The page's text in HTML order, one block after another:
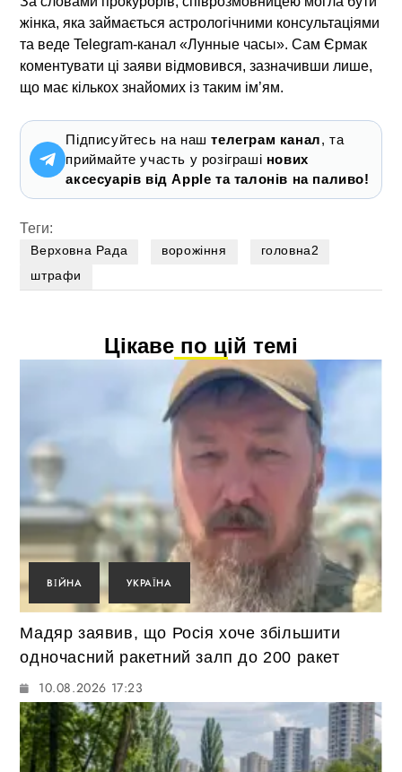
жінка, яка займається астрологічними консультаціями
та веде Telegram-канал «Лунные часы». Сам Єрмак
коментувати ці заяви відмовився, зазначивши лише,
що має кількох знайомих із таким ім’ям.
Підписуйтесь на наштелеграм канал, та
приймайте участь у розіграші нових
аксесуарів від Apple та талонів на паливо!
Теги:
Верховна Рада ворожіння
головна2
штрафи
Цікаве по цій темі
ВІЙНА УКРАЇНА
Мадяр заявив, що Росія хоче збільшити
одночасний ракетний залп до 200 ракет
10.08.2026 17:23